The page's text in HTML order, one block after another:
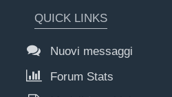
QUICK LINKS
Nuovi messaggi
Forum Stats